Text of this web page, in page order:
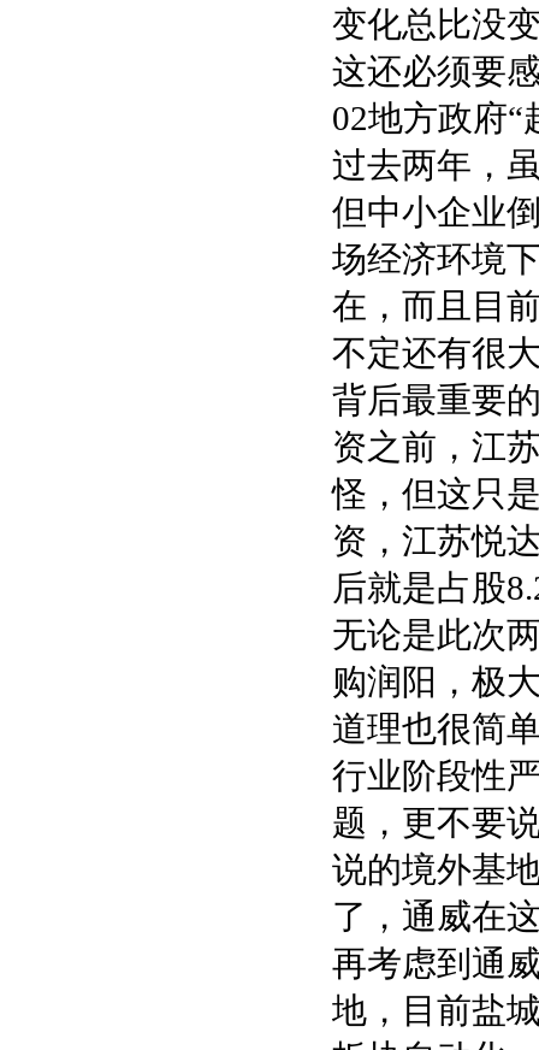
变化总比没
这还必须要
02地方政府“
过去两年，
但中小企业
场经济环境
在，而且目
不定还有很
背后最重要
资之前，江
怪，但这只
资，江苏悦
后就是占股
无论是此次
购润阳，极
道理也很简
行业阶段性
题，更不要
说的境外基
了，通威在
再考虑到通
地，目前盐